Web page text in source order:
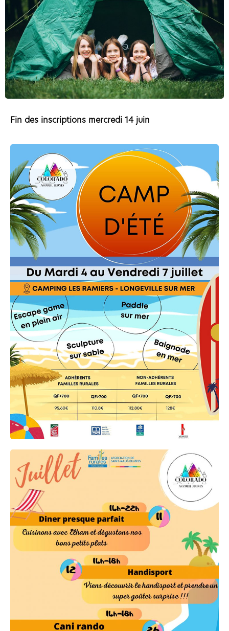
Fin des inscriptions mercredi 14 juin